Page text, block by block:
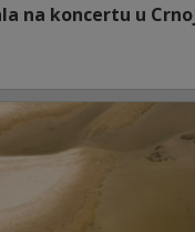
na koncertu u